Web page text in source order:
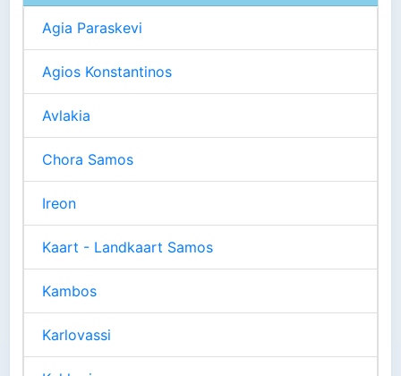
Agia Paraskevi
Agios Konstantinos
Avlakia
Chora Samos
Ireon
Kaart - Landkaart Samos
Kambos
Karlovassi